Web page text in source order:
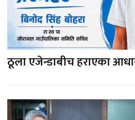
ठूला एजेन्डाबीच हराएका